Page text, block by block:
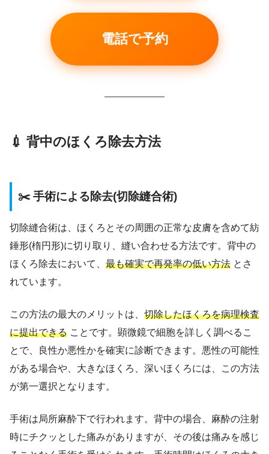
電話で予約
💉 背中のほくろ除去方法
✂️ 手術による除去(切除縫合術)
切除縫合術は、ほくろとその周囲の正常な皮膚を含めて紡
錘形(楕円形)に切り取り、縫い合わせる方法です。背中の
ほくろ除去において、 最も確実で再発率の低い方法 とさ
れています。
この方法の最大のメリットは、 切除したほくろを病理検査
に提出できる ことです。顕微鏡で細胞を詳しく調べるこ
とで、良性か悪性かを確実に診断できます。悪性の可能性
がある場合や、大きなほくろ、深いほくろには、この方法
が第一選択となります。
手術は局所麻酔下で行われます。背中の場合、麻酔の注射
時にチクッとした痛みがありますが、その後は痛みを感じ